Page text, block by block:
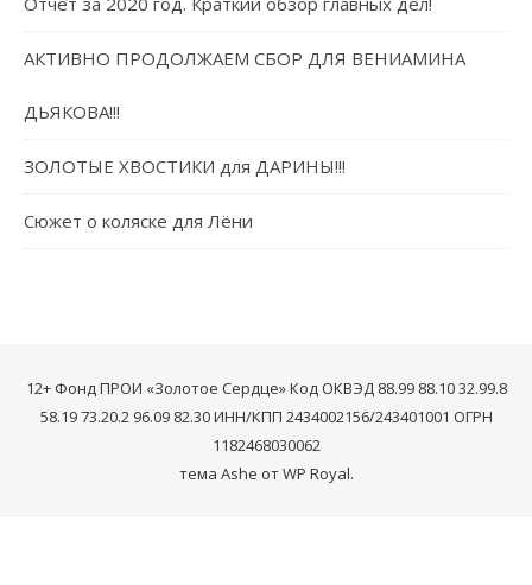
АКТИВНО ПРОДОЛЖАЕМ СБОР ДЛЯ ВЕНИАМИНА
ДЬЯКОВА!!!
ЗОЛОТЫЕ ХВОСТИКИ для ДАРИНЫ!!!
Сюжет о коляске для Лёни
12+ Фонд ПРОИ «Золотое Сердце» Код ОКВЭД 88.99 88.10 32.99.8
58.19 73.20.2 96.09 82.30 ИНН/КПП 2434002156/243401001 ОГРН
1182468030062
тема Ashe отWP Royal.